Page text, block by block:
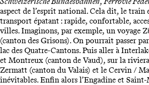
aspect de l’esprit national. Cela dit, le train
transport épatant : rapide, confortable,
villes. Imaginons, par exemple, un voyage
(canton des Grisons). On pourrait passer
lac des Quatre-Cantons. Puis aller à
et Montreux (canton de Vaud), sur la
Zermatt (canton du Valais) et le Cervin /
inévitables. Enfin alors l’Engadine et